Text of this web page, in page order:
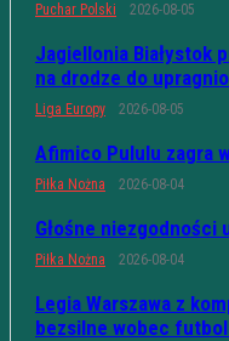
Puchar Polski 2026-08-05
Jagiellonia Białystok
na drodze do
Liga Europy 2026-08-05
Afimico Pululu zagra
Piłka Nożna 2026-08-04
Głośne niezgodności
Piłka Nożna 2026-08-04
Legia Warszawa z
bezsilne wobec